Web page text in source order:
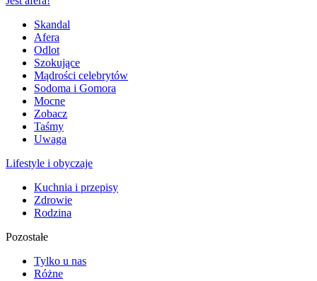
Skandal
Afera
Odlot
Szokujące
Mądrości celebrytów
Sodoma i Gomora
Mocne
Zobacz
Taśmy
Uwaga
Lifestyle i obyczaje
Kuchnia i przepisy
Zdrowie
Rodzina
Pozostałe
Tylko u nas
Różne